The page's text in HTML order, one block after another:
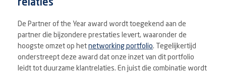
relaties
De Partner of the Year award wordt toegekend aan de
partner die bijzondere prestaties levert, waaronder de
hoogste omzet op het networking portfolio. Tegelijkertijd
onderstreept deze award dat onze inzet van dit portfolio
leidt tot duurzame klantrelaties. En juist die combinatie wordt